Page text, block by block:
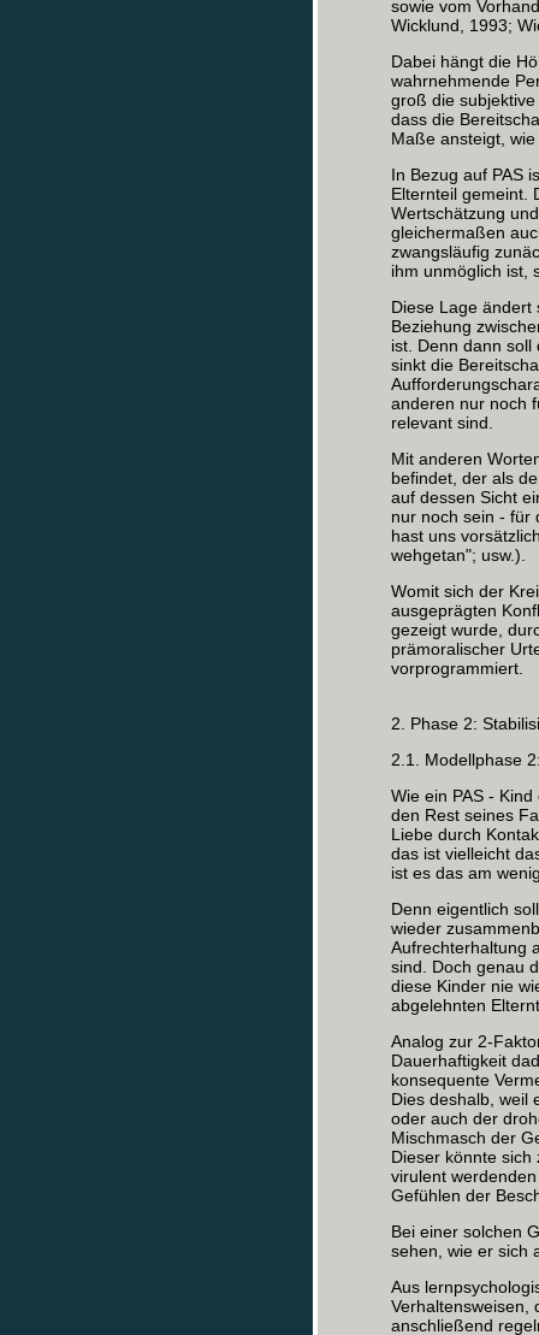
sowie vom
Wicklund, 1993;
Dabei hängt die
wahrnehmende
groß die
dass die
Maße ansteigt,
In Bezug auf PAS
Elternteil gemeint.
Wertschätzung
gleichermaßen
zwangsläufig
ihm unmöglich ist,
Diese Lage ändert
Beziehung
ist. Denn dann
sinkt die
anderen nur noch
relevant sind.
Mit anderen
befindet, der als
auf dessen Sicht
nur noch sein - für
hast uns
wehgetan"; usw.).
Womit sich der
ausgeprägten
gezeigt wurde,
prämoralischer
vorprogrammiert.
2. Phase 2:
2.1. Modellphase
Wie ein PAS -
den Rest seines
Liebe durch
das ist vielleicht
ist es das am
Denn eigentlich
wieder
Aufrechterhaltung
sind. Doch genau
diese Kinder nie
abgelehnten
Analog zur 2-
Dauerhaftigkeit
konsequente
Dies deshalb, weil
oder auch der
Mischmasch der
Dieser könnte
virulent
Gefühlen der
Bei einer solchen
sehen, wie er sich
Aus
Verhaltensweisen,
anschließend